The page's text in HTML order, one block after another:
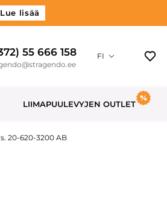
Lue lisää
55 666 158 FI
LIIMAPUULEVYJEN OUTLET
20-620-3200 AB